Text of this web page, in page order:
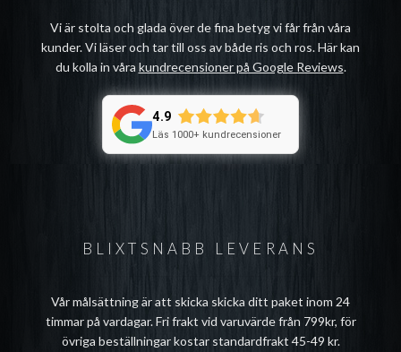
BLIXTSNABB LEVERANS
Vår målsättning är att skicka skicka ditt paket inom 24
timmar på vardagar. Fri frakt vid varuvärde från 799kr, för
övriga beställningar kostar standardfrakt 45-49 kr.
Vi är stolta och glada över de fina betyg vi får från våra
kunder. Vi läser och tar till oss av både ris och ros. Här kan
du kolla in våra kundrecensioner på Google Reviews.
4.9
Läs 1000+ kundrecensioner